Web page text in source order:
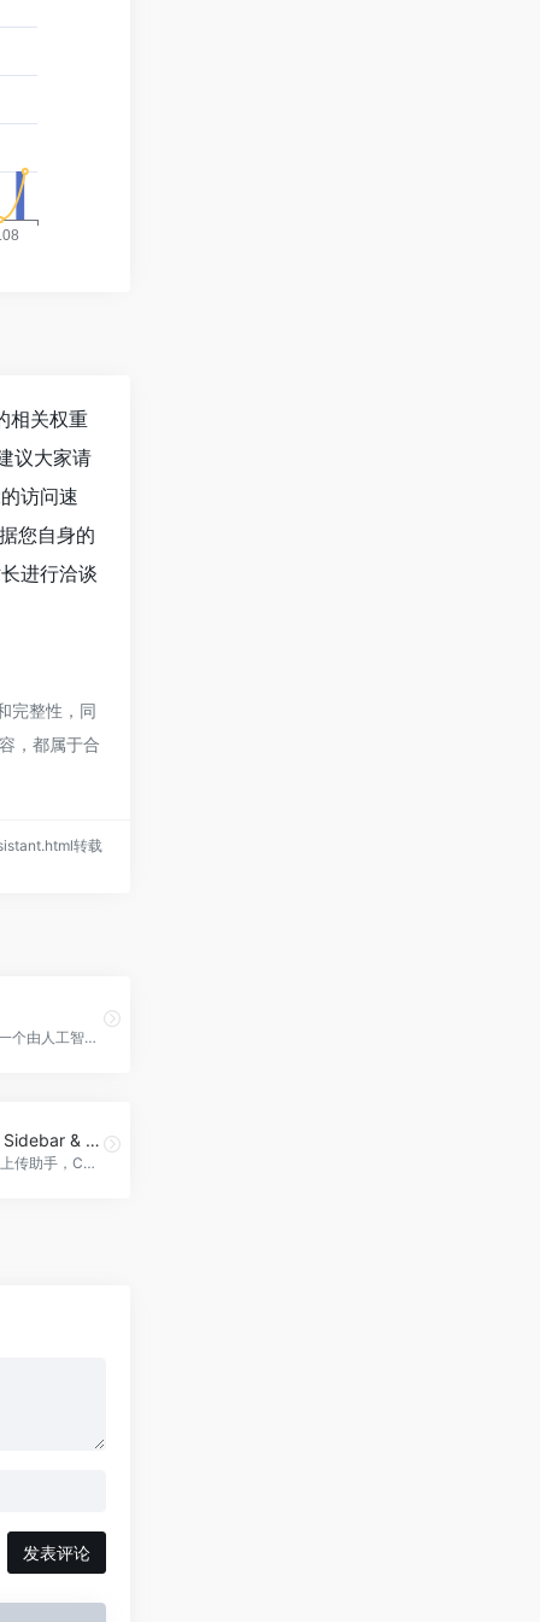
相关权重
议大家请
访问速
您自身的
进行洽谈
完整性，同
，都属于合
转载
AI Bingo是一个由人工智能生成的猜谜游戏，通过对比三个不同的AI模型，用户需要猜出它们分别是DALL•E、Midjourney和Stable Diffusion，AI Bingo官网入口网址
ChatGPT Sidebar & GPT-4 Vision Image & Gemini
聊天与文件上传助手，ChatGPT Sidebar &amp; GPT-4 Vision Image &amp; Gemini官网入口网址
发表评论